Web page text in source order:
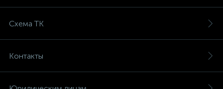
Схема ТК
Контакты